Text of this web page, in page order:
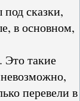
сказки,
в основном,
такие
перевели в